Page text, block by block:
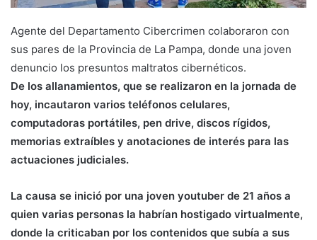
Agente del Departamento Cibercrimen colaboraron con
sus pares de la Provincia de La Pampa, donde una joven
denuncio los presuntos maltratos cibernéticos.
De los allanamientos, que se realizaron en la jornada de
hoy, incautaron varios teléfonos celulares,
computadoras portátiles, pen drive, discos rígidos,
memorias extraíbles y anotaciones de interés para las
actuaciones judiciales.
La causa se inició por una joven youtuber de 21 años a
quien varias personas la habrían hostigado virtualmente,
donde la criticaban por los contenidos que subía a sus